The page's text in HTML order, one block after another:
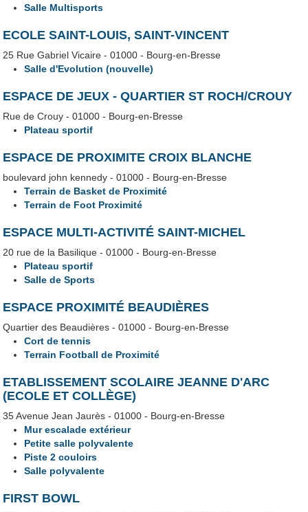
Salle Multisports
ECOLE SAINT-LOUIS, SAINT-VINCENT
25 Rue Gabriel Vicaire - 01000 - Bourg-en-Bresse
Salle d'Evolution (nouvelle)
ESPACE DE JEUX - QUARTIER ST ROCH/CROUY
Rue de Crouy - 01000 - Bourg-en-Bresse
Plateau sportif
ESPACE DE PROXIMITE CROIX BLANCHE
boulevard john kennedy - 01000 - Bourg-en-Bresse
Terrain de Basket de Proximité
Terrain de Foot Proximité
ESPACE MULTI-ACTIVITÉ SAINT-MICHEL
20 rue de la Basilique - 01000 - Bourg-en-Bresse
Plateau sportif
Salle de Sports
ESPACE PROXIMITÉ BEAUDIÈRES
Quartier des Beaudières - 01000 - Bourg-en-Bresse
Cort de tennis
Terrain Football de Proximité
ETABLISSEMENT SCOLAIRE JEANNE D'ARC
(ECOLE ET COLLÈGE)
35 Avenue Jean Jaurès - 01000 - Bourg-en-Bresse
Mur escalade extérieur
Petite salle polyvalente
Piste 2 couloirs
Salle polyvalente
FIRST BOWL